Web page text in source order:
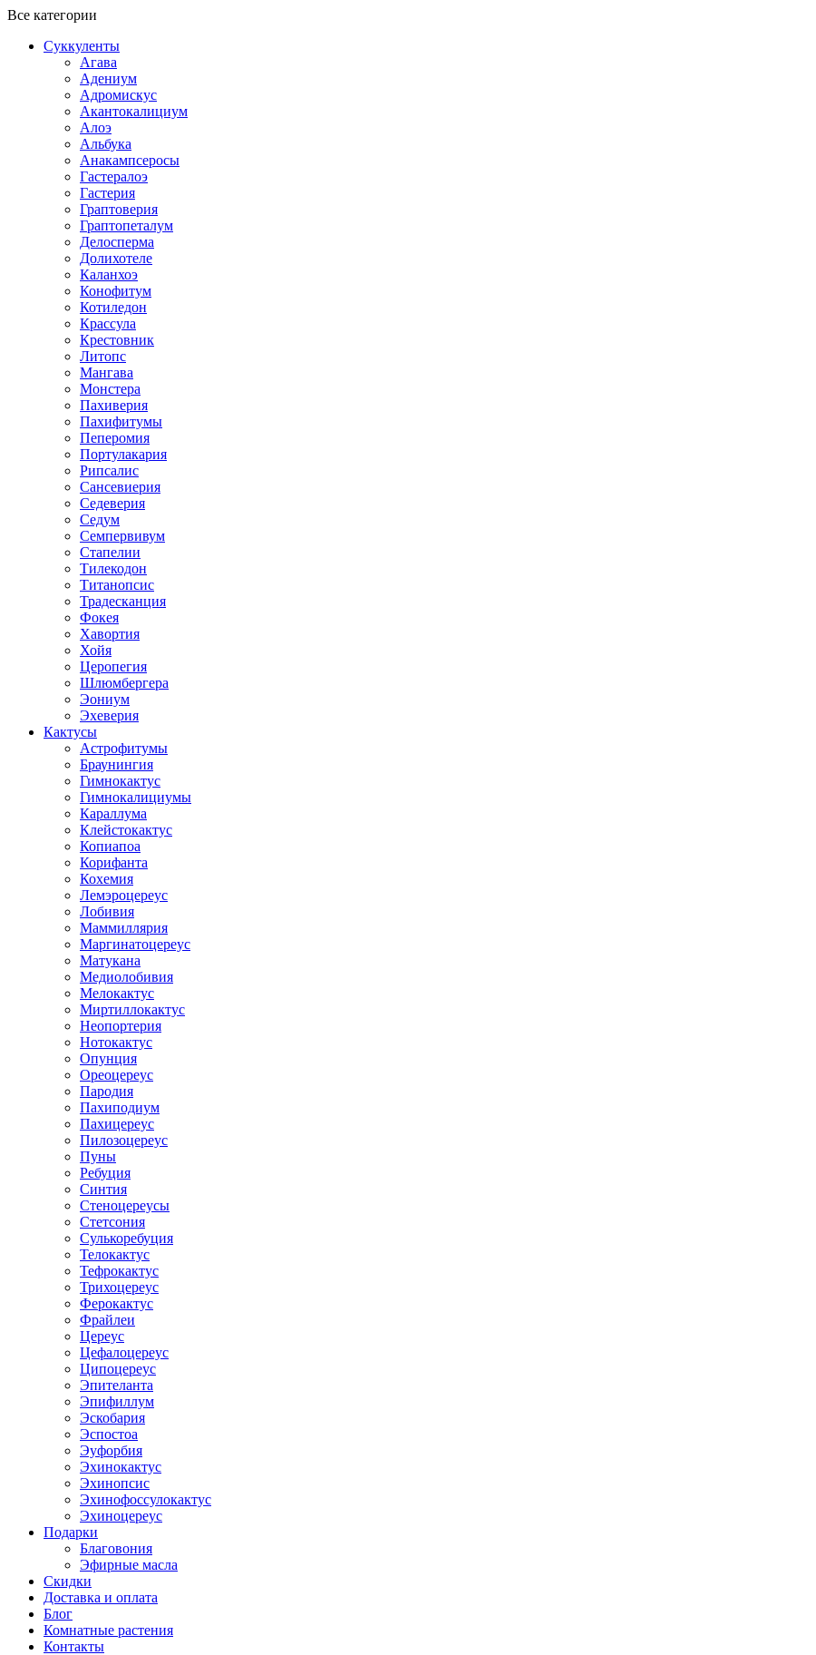
Все категории
Суккуленты
Агава
Адениум
Адромискус
Акантокалициум
Алоэ
Альбука
Анакампсеросы
Гастералоэ
Гастерия
Граптоверия
Граптопеталум
Делосперма
Долихотеле
Каланхоэ
Конофитум
Котиледон
Крассула
Крестовник
Литопс
Мангава
Монстера
Пахиверия
Пахифитумы
Пеперомия
Портулакария
Рипсалис
Сансевиерия
Седеверия
Седум
Семпервивум
Стапелии
Тилекодон
Титанопсис
Традесканция
Фокея
Хавортия
Хойя
Церопегия
Шлюмбергера
Эониум
Эхеверия
Кактусы
Астрофитумы
Браунингия
Гимнокактус
Гимнокалициумы
Караллума
Клейстокактус
Копиапоа
Корифанта
Кохемия
Лемэроцереус
Лобивия
Маммиллярия
Маргинатоцереус
Матукана
Медиолобивия
Мелокактус
Миртиллокактус
Неопортерия
Нотокактус
Опунция
Ореоцереус
Пародия
Пахиподиум
Пахицереус
Пилозоцереус
Пуны
Ребуция
Синтия
Стеноцереусы
Стетсония
Сулькоребуция
Телокактус
Тефрокактус
Трихоцереус
Ферокактус
Фрайлеи
Цереус
Цефалоцереус
Ципоцереус
Эпителанта
Эпифиллум
Эскобария
Эспостоа
Эуфорбия
Эхинокактус
Эхинопсис
Эхинофоссулокактус
Эхиноцереус
Подарки
Благовония
Эфирные масла
Скидки
Доставка и оплата
Блог
Комнатные растения
Контакты